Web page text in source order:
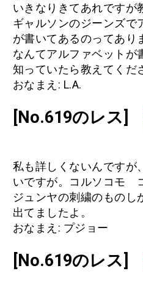
いきなりきてあれですが
ギャルソンのジーンズで
が書いてあるのってあり
なんてアルファベットが
知っていたら教えてくだ
おなまえ: L.A.
[No.619のレス]
私も詳しくないんですが
いですが。コルソコモ
ジュンヤの刺繍のものし
出てましたよ。
おなまえ: プジョー
[No.619のレス]